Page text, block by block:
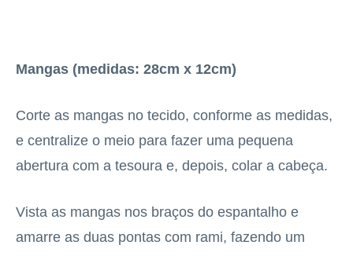
Mangas (medidas: 28cm x 12cm)
Corte as mangas no tecido, conforme as medidas,
e centralize o meio para fazer uma pequena
abertura com a tesoura e, depois, colar a cabeça.
Vista as mangas nos braços do espantalho e
amarre as duas pontas com rami, fazendo um